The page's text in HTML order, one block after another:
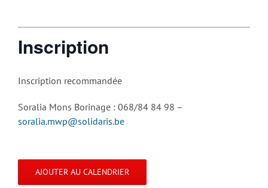
Inscription
Inscription recommandée
Soralia Mons Borinage : 068/84 84 98 –
soralia.mwp@solidaris.be
AJOUTER AU CALENDRIER